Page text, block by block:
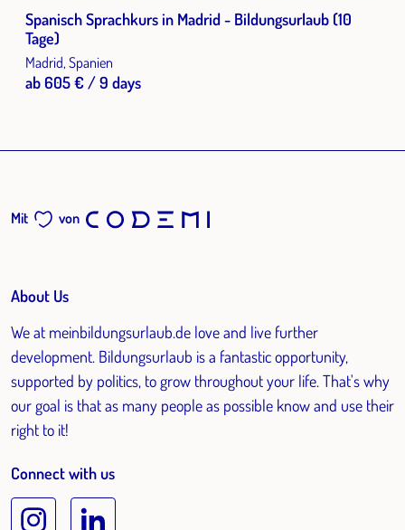
Spanisch Sprachkurs in Madrid - Bildungsurlaub (10
Tage)
Madrid, Spanien
ab 605 € / 9 days
Mit von
About Us
We at meinbildungsurlaub.de love and live further
development. Bildungsurlaub is a fantastic opportunity,
supported by politics, to grow throughout your life. That's why
our goal is that as many people as possible know and use their
right to it!
Connect with us